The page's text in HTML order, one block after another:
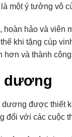
là một ý tưởng vô
hảo và viên
khi tặng cúp
hơn và thành
dương
được thiết
đối với các cuộc